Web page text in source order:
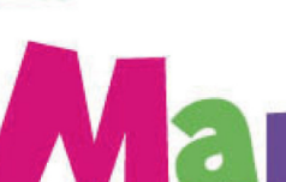
Info●19/12/11～阪急うめだ
にてJIBフェア開催！